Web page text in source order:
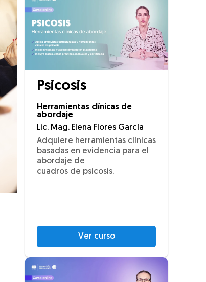
Psicosis
Herramientas clínicas de
abordaje
Lic. Mag. Elena Flores García
Adquiere herramientas clínicas
basadas en evidencia para el
abordaje de
cuadros de psicosis.
Ver curso